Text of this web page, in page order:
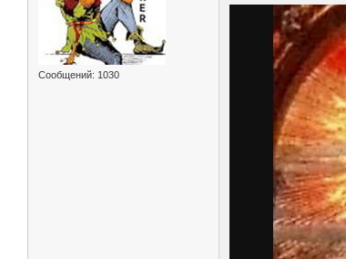
Сообщений: 1030